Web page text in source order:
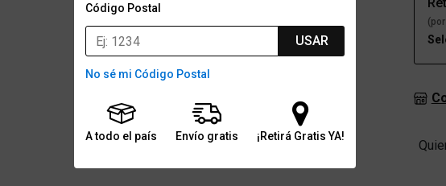
Código Postal
USAR
No sé mi Código Postal
A todo el país Envío gratis ¡Retirá Gratis YA!